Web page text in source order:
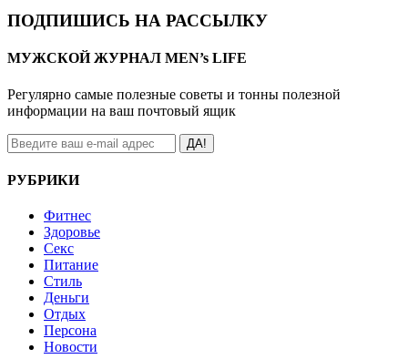
ПОДПИШИСЬ НА РАССЫЛКУ
МУЖСКОЙ ЖУРНАЛ MEN’s LIFE
Регулярно самые полезные советы и тонны полезной
информации на ваш почтовый ящик
ДА!
РУБРИКИ
Фитнес
Здоровье
Секс
Питание
Стиль
Деньги
Отдых
Персона
Новости